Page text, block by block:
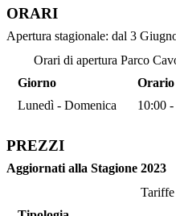
ORARI
Apertura stagionale: dal 3
Orari di apertura Parco
Giorno
Orario
Lunedì - Domenica
10:00
PREZZI
Aggiornati alla Stagione 2023
Tariffe